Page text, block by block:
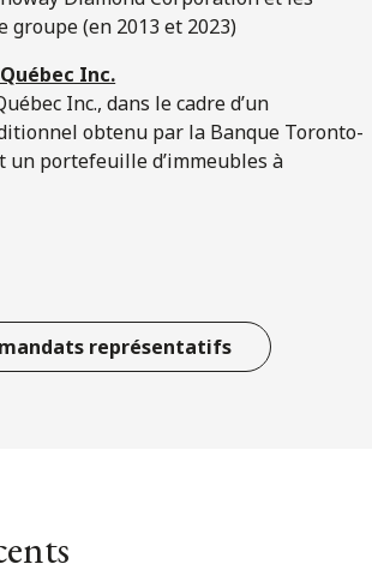
groupe (en 2013 et 2023)
Inc.
Inc., dans le cadre d’un
obtenu par la Banque Toronto-
un portefeuille d’immeubles à
représentatifs